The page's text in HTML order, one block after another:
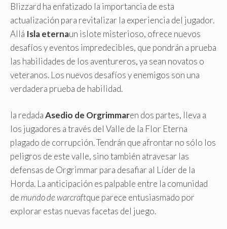
Blizzard ha enfatizado la importancia de esta
actualización para revitalizar la experiencia del jugador.
Allá Isla eternaun islote misterioso, ofrece nuevos
desafíos y eventos impredecibles, que pondrán a prueba
las habilidades de los aventureros, ya sean novatos o
veteranos. Los nuevos desafíos y enemigos son una
verdadera prueba de habilidad.
la redadaAsedio de Orgrimmaren dos partes, lleva a
los jugadores a través del Valle de la Flor Eterna
plagado de corrupción. Tendrán que afrontar no sólo los
peligros de este valle, sino también atravesar las
defensas de Orgrimmar para desafiar al Líder de la
Horda. La anticipación es palpable entre la comunidad
demundo de warcraftque parece entusiasmado por
explorar estas nuevas facetas del juego.